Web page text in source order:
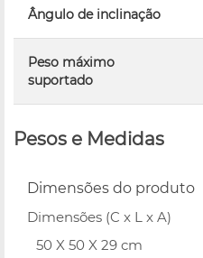
Ângulo de inclinação
Peso máximo
suportado
Pesos e Medidas
Dimensões do produto
Dimensões (C x L x A)
50 X 50 X 29 cm